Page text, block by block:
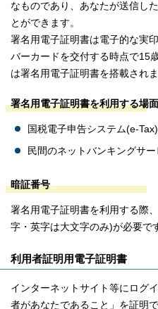
なものであり、あなたが送信し
とができます。
署名用電子証明書は電子的な実
バーカードを交付する時点で15
は署名用電子証明書を搭載されま
署名用電子証明書を利用する場面
国税電子申告システム(e-
民間のネットバンキングサ
暗証番号
署名用電子証明書を利用する際
字・英字は大文字のみ)が必要で
利用者証明用電子証明書
インターネットサイト等にログ
者があなたであること」を証明で